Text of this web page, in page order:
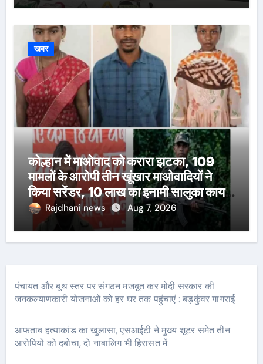
खबर
कोल्हान में माओवाद को करारा झटका, 109
मामलों के आरोपी तीन खूंखार माओवादियों ने
किया सरेंडर, 10 लाख का इनामी सालुका कायम
भी शामिल
Rajdhani news Aug 7, 2026
पंचायत और बूथ स्तर पर संगठन मजबूत कर मोदी सरकार की
जनकल्याणकारी योजनाओं को हर घर तक पहुंचाएं : बड़कुंवर गागराई
आफताब हत्याकांड का खुलासा, एसआईटी ने मुख्य शूटर समेत तीन
आरोपियों को दबोचा, दो नाबालिग भी हिरासत में